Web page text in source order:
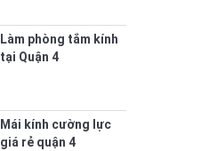
Làm phòng tắm kính
tại Quận 4
Mái kính cường lực
giá rẻ quận 4